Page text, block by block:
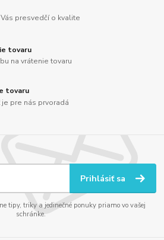
presvedčí o kvalite
tovaru
na vrátenie tovaru
tovaru
pre nás prvoradá
Prihlásiť sa
tipy, triky a jedinečné ponuky priamo vo vašej
schránke.